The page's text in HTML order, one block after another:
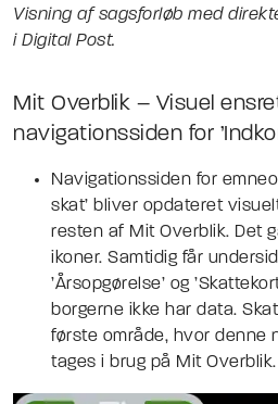
Visning af sagsforløb med
i Digital Post.
Mit Overblik – Visuel
navigationssiden for
Navigationssiden for
skat’ bliver opdateret
resten af Mit Overblik. Det
ikoner. Samtidig får
’Årsopgørelse’ og
borgerne ikke har data.
første område, hvor denne
tages i brug på Mit Overblik.